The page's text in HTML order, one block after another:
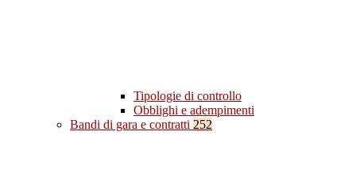
Tipologie di controllo
Obblighi e adempimenti
Bandi di gara e contratti 252